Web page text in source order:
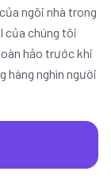
ngôi nhà trong
của chúng tôi
hảo trước khi
hàng nghìn người